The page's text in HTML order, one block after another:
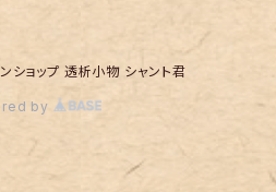
ショップ 透析小物 シャント君
by